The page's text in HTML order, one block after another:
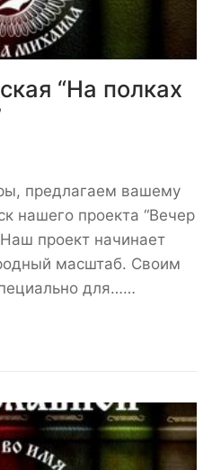
“На полках
предлагаем вашему
нашего проекта “Вечер
проект начинает
масштаб. Своим
для……